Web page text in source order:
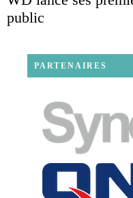
public
PARTENAIRES